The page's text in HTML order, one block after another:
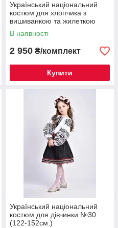
Український національний
костюм для хлопчика з
вишиванкою та жилеткою
№21(122-156см.)
В наявності
2 950 ₴/комплект
Купити
Український національний
костюм для дівчинки №30
(122-152см.)